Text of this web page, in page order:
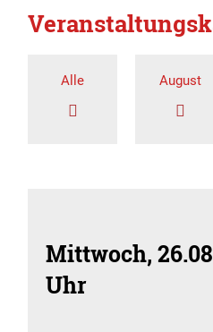
Alle August
Mittwoch,
Uhr